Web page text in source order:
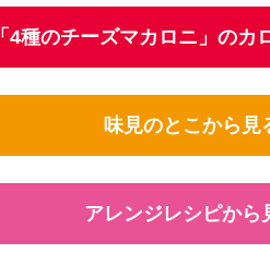
「4種のチーズマカロニ」のカ
味見のとこから見
アレンジレシピから